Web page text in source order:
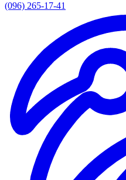
(096) 265-17-41